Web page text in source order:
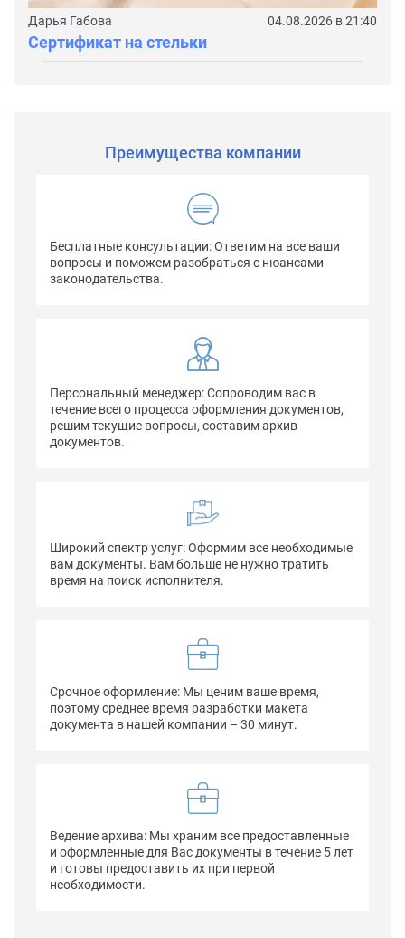
Дарья Габова 04.08.2026 в 21:40
Сертификат на стельки
Преимущества компании
Бесплатные консультации: Ответим на все ваши
вопросы и поможем разобраться с нюансами
законодательства.
Персональный менеджер: Сопроводим вас в
течение всего процесса оформления документов,
решим текущие вопросы, составим архив
документов.
Широкий спектр услуг: Оформим все необходимые
вам документы. Вам больше не нужно тратить
время на поиск исполнителя.
Срочное оформление: Мы ценим ваше время,
поэтому среднее время разработки макета
документа в нашей компании – 30 минут.
Ведение архива: Мы храним все предоставленные
и оформленные для Вас документы в течение 5 лет
и готовы предоставить их при первой
необходимости.